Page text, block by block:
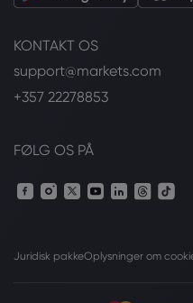
KONTAKT OS
support@markets.com
+357 22278853
FØLG OS PÅ
Juridisk pakkeOplysninger om